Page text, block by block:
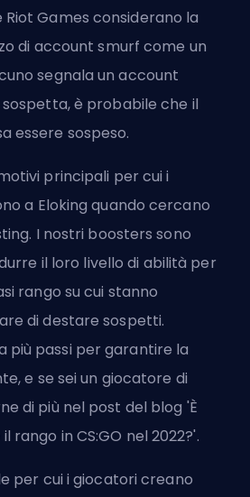
Riot Games considerano la
di account smurf come un
segnala un account
è probabile che il
essere sospeso.
principali per cui i
a Eloking quando cercano
I nostri boosters sono
il loro livello di abilità per
rango su cui stanno
di destare sospetti.
più passi per garantire la
e se sei un giocatore di
di più nel post del blog 'È
rango in CS:GO nel 2022?'.
per cui i giocatori creano